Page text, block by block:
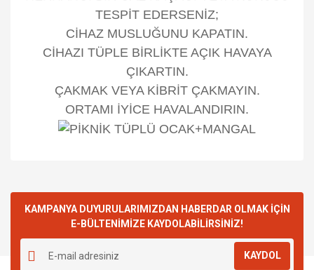
TESPİT EDERSENİZ;
CİHAZ MUSLUĞUNU KAPATIN.
CİHAZI TÜPLE BİRLİKTE AÇIK HAVAYA
ÇIKARTIN.
ÇAKMAK VEYA KİBRİT ÇAKMAYIN.
ORTAMI İYİCE HAVALANDIRIN.
KAMPANYA DUYURULARIMIZDAN HABERDAR OLMAK İÇİN
E-BÜLTENİMİZE KAYDOLABİLİRSİNİZ!
KAYDOL